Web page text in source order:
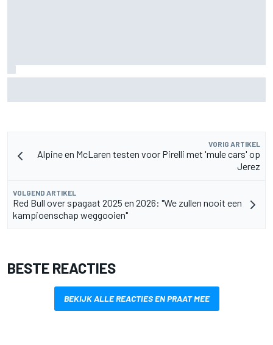
VORIG ARTIKEL
Alpine en McLaren testen voor Pirelli met 'mule cars' op
Jerez
VOLGEND ARTIKEL
Red Bull over spagaat 2025 en 2026: "We zullen nooit een
kampioenschap weggooien"
BESTE REACTIES
BEKIJK ALLE REACTIES EN PRAAT MEE